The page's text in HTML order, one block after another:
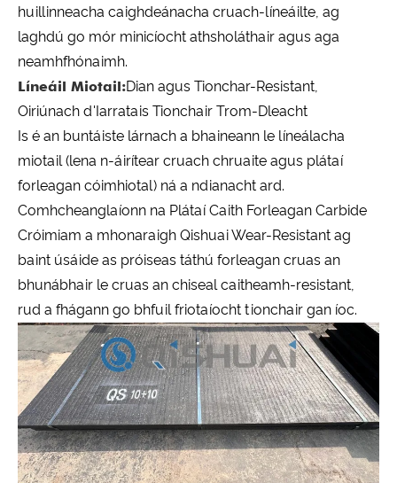
huillinneacha caighdeánacha cruach-líneáilte, ag
laghdú go mór minicíocht athsholáthair agus aga
neamhfhónaimh.
Líneáil Miotail:Dian agus Tionchar-Resistant,
Oiriúnach d'Iarratais Tionchair Trom-Dleacht
Is é an buntáiste lárnach a bhaineann le líneálacha
miotail (lena n-áirítear cruach chruaite agus plátaí
forleagan cóimhiotal) ná a ndianacht ard.
Comhcheanglaíonn na Plátaí Caith Forleagan Carbide
Cróimiam a mhonaraigh Qishuai Wear-Resistant ag
baint úsáide as próiseas táthú forleagan cruas an
bhunábhair le cruas an chiseal caitheamh-resistant,
rud a fhágann go bhfuil friotaíocht tionchair gan íoc.